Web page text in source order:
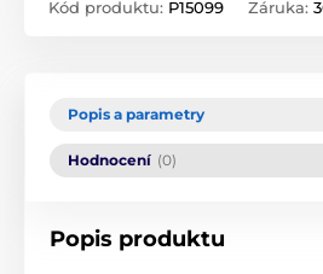
Kód produktu: P15099 Záruka:
Popis a parametry
Hodnocení (0)
Popis produktu